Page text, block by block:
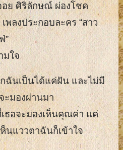
อย ศิริลักษณ์ ผ่องโชค
พลงประกอบละคร “สาว
”
มใจ
ฉันเป็นได้แค่ฝัน และไม่มี
ะมองผ่านมา
ธอจะมองเห็นคุณค่า แค่
ห็นแววตาฉันก็เข้าใจ